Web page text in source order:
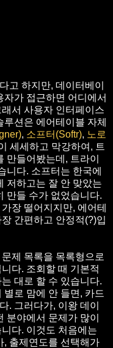
고 하지만, 데이터베이
가 접근하면 어디에서
서 사용자 인터페이스
션은 에어테이블 자체
, 소프터(Softr), 노로
세세하고 막강하여, 트
만들어봤는데, 트라이
니다. 소프터는 한국에
저하고는 잘 안 맞았는
만들 수가 없었습니다.
장 떨어지지만, 에어테
간편하고 안정적(?)입
제 목록을 목록형으로
다. 조회할 때 기본적
대로 할 수 있습니다.
로 맘에 안 들면, 카드
. 그러다가, 이왕 데이
분야에서 문제가 많이
다. 이것도 처음에는
, 출제연도를 선택해가